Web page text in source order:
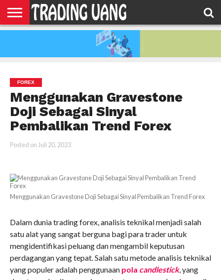
FOREX
Menggunakan Gravestone
Doji Sebagai Sinyal
Pembalikan Trend Forex
Posted onJuli 20, 2023
Menggunakan Gravestone Doji Sebagai Sinyal Pembalikan Trend Forex
Dalam dunia trading forex, analisis teknikal menjadi salah
satu alat yang sangat berguna bagi para trader untuk
mengidentifikasi peluang dan mengambil keputusan
perdagangan yang tepat. Salah satu metode analisis teknikal
yang populer adalah penggunaan pola candlestick, yang